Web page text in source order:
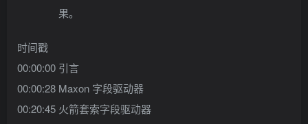
果。
时间戳
00:00:00 引言
00:00:28 Maxon 字段驱动器
00:20:45 火箭套索字段驱动器